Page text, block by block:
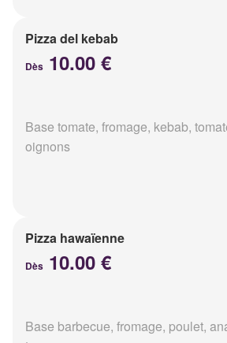
Pizza del kebab
Dès 10.00 €
Base tomate, fromage, kebab,
oignons
Pizza hawaïenne
Dès 10.00 €
Base barbecue, fromage, poulet,